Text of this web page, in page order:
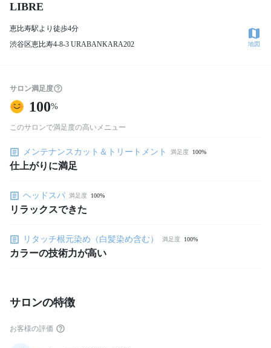
LIBRE
恵比寿駅より徒歩4分
渋谷区恵比寿4-8-3 URABANKARA202
地図
サロン満足度
100%
このサロンで満足度の高いメニュー
メンテナンスカット＆トリートメント 満足度 100%
仕上がりに満足
ヘッドスパ 満足度 100%
リラックスできた
リタッチ根元染め（白髪染め含む） 満足度 100%
カラーの技術力が高い
サロンの特徴
お客様の評価